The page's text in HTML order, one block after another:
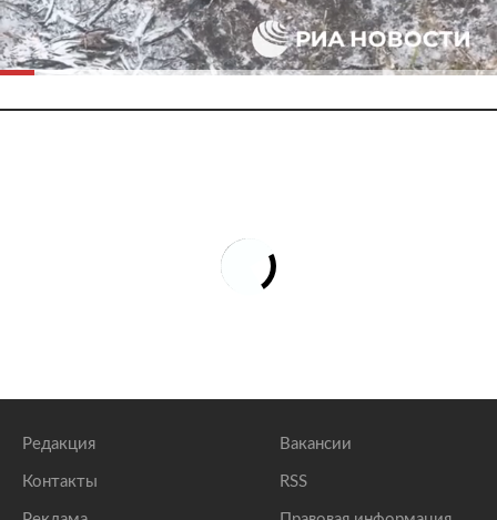
Редакция
Контакты
Вакансии
RSS